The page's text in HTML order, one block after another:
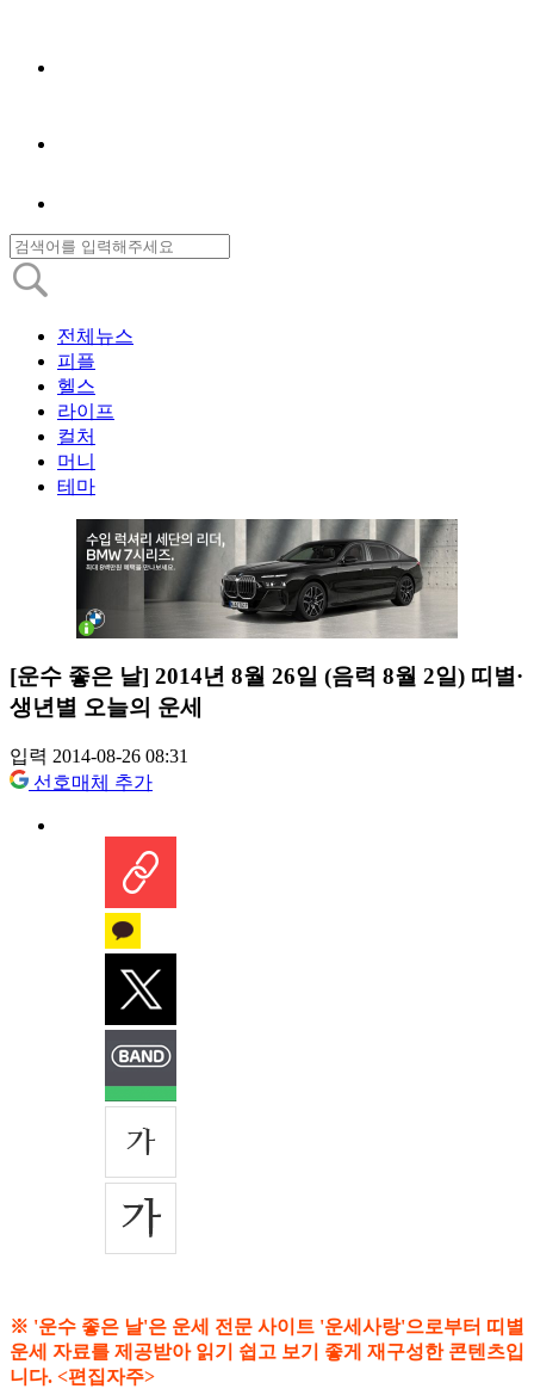
전체뉴스
피플
헬스
라이프
컬처
머니
테마
[운수 좋은 날] 2014년 8월 26일 (음력 8월 2일) 띠별·
생년별 오늘의 운세
입력 2014-08-26 08:31
선호매체 추가
※ '운수 좋은 날'은 운세 전문 사이트 '운세사랑'으로부터 띠별
운세 자료를 제공받아 읽기 쉽고 보기 좋게 재구성한 콘텐츠입
니다. <편집자주>